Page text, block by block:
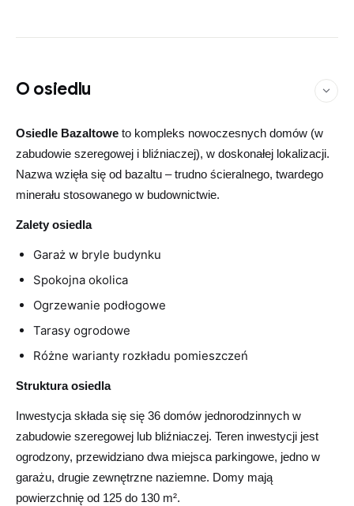
O osiedlu
Osiedle Bazaltowe to kompleks nowoczesnych domów (w
zabudowie szeregowej i bliźniaczej), w doskonałej lokalizacji.
Nazwa wzięła się od bazaltu – trudno ścieralnego, twardego
minerału stosowanego w budownictwie.
Zalety osiedla
Garaż w bryle budynku
Spokojna okolica
Ogrzewanie podłogowe
Tarasy ogrodowe
Różne warianty rozkładu pomieszczeń
Struktura osiedla
Inwestycja składa się się 36 domów jednorodzinnych w
zabudowie szeregowej lub bliźniaczej. Teren inwestycji jest
ogrodzony, przewidziano dwa miejsca parkingowe, jedno w
garażu, drugie zewnętrzne naziemne. Domy mają
powierzchnię od 125 do 130 m².